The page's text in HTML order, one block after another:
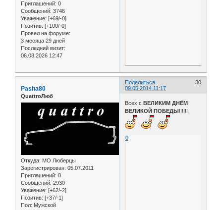
Приглашений: 0
Сообщений: 3746
Уважение: [+69/-0]
Позитив: [+100/-0]
Провел на форуме:
3 месяца 29 дней
Последний визит:
06.08.2026 12:47
Поделиться
30
09.05.2014 11:17
Pasha80
QuattroЛюб
Откуда: МО Люберцы
Зарегистрирован: 05.07.2011
Приглашений: 0
Сообщений: 2930
Уважение: [+62/-2]
Позитив: [+37/-1]
Пол: Мужской
Всех сВЕЛИКИМ ДНЁМ
ВЕЛИКОЙ ПОБЕДЫ!!!!!!
0